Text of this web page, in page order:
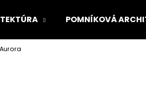
POMNÍKOVÁ
Čo potrebujete nájsť?